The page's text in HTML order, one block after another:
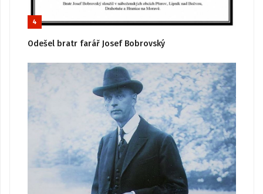
4
Odešel bratr farář Josef Bobrovský